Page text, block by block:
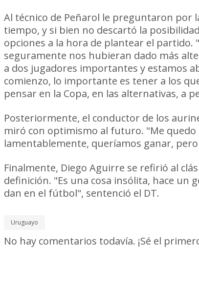
Al técnico de Peñarol le preguntaron por
tiempo, y si bien no descartó la
opciones a la hora de plantear el partido.
seguramente nos hubieran dado más
a dos jugadores importantes y estamos
comienzo, lo importante es tener a los
pensar en la Copa, en las alternativas, a
Posteriormente, el conductor de los
miró con optimismo al futuro. "Me
lamentablemente, queríamos ganar,
Finalmente, Diego Aguirre se refirió al
definición. "Es una cosa insólita, hace un
dan en el fútbol", sentenció el DT.
Uruguayo
No hay comentarios todavía. ¡Sé el